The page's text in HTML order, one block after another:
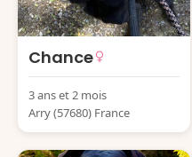
Chance
3 ans et 2 mois
Arry (57680) France